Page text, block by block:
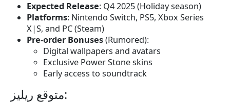
Expected Release: Q4 2025 (Holiday season)
Platforms: Nintendo Switch, PS5, Xbox Series
X|S, and PC (Steam)
Pre-order Bonuses(Rumored):
Digital wallpapers and avatars
Exclusive Power Stone skins
Early access to soundtrack
متوقع ریلیز: